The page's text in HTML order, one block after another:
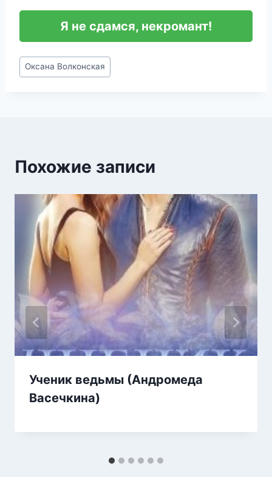
Я не сдамся, некромант!
Метки
записи:
Оксана Волконская
Похожие записи
Ученик ведьмы (Андромеда
Васечкина)